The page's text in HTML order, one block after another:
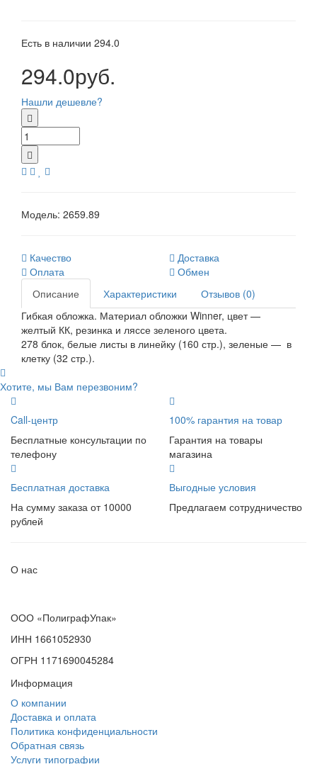
Есть в наличии 294.0
294.0руб.
Нашли дешевле?
Модель: 2659.89
Качество
Доставка
Оплата
Обмен
Описание
Характеристики
Отзывов (0)
Гибкая обложка. Материал обложки Winner, цвет —
желтый КК, резинка и ляссе зеленого цвета.
278 блок, белые листы в линейку (160 стр.), зеленые — в
клетку (32 стр.).
Хотите, мы Вам перезвоним?
Call-центр
Бесплатные консультации по
телефону
100% гарантия на товар
Гарантия на товары
магазина
Бесплатная доставка
На сумму заказа от 10000
рублей
Выгодные условия
Предлагаем сотрудничество
О нас
ООО «ПолиграфУпак»
ИНН 1661052930
ОГРН 1171690045284
Информация
О компании
Доставка и оплата
Политика конфиденциальности
Обратная связь
Услуги типографии